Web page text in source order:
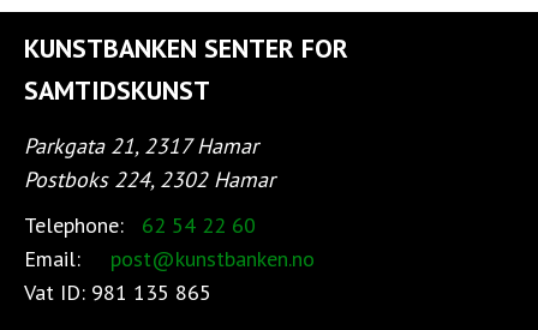
KUNSTBANKEN SENTER FOR
SAMTIDSKUNST
Parkgata 21, 2317 Hamar
Postboks 224, 2302 Hamar
Telephone:
62 54 22 60
Email:
post@kunstbanken.no
Vat ID: 981 135 865